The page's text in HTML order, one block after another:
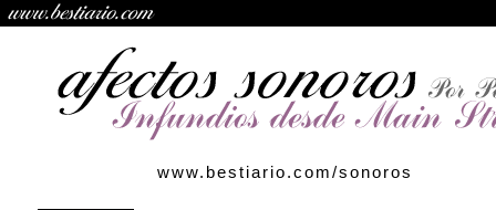
www.bestiario.com/sonoros